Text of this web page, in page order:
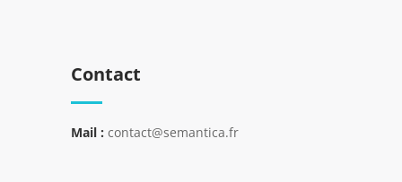
Contact
Mail : contact@semantica.fr